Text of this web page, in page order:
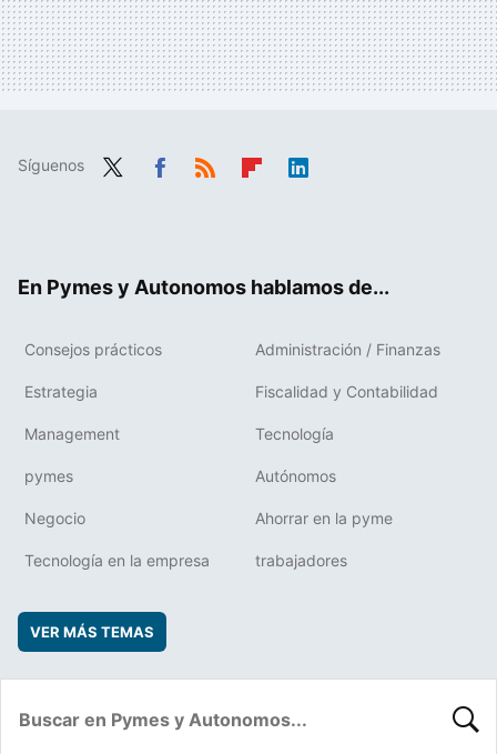
Síguenos
En Pymes y Autonomos hablamos de...
Consejos prácticos Administración / Finanzas
Estrategia Fiscalidad y Contabilidad
Management Tecnología
pymes Autónomos
Negocio Ahorrar en la pyme
Tecnología en la empresa trabajadores
VER MÁS TEMAS